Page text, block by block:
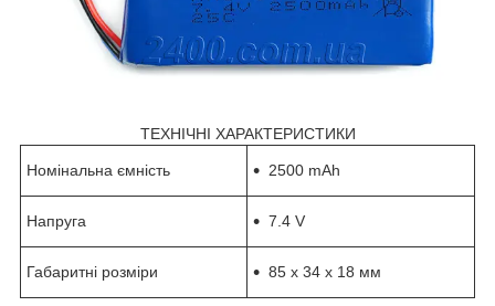
ТЕХНІЧНІ ХАРАКТЕРИСТИКИ
Номінальна ємність 2500 mAh
Напруга 7.4 V
Габаритні розміри 85 x 34 x 18 мм